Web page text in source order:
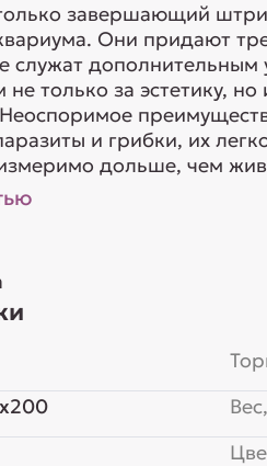
завершающий
Они придают
служат
только за эстетику,
и грибки, их
дольше, чем